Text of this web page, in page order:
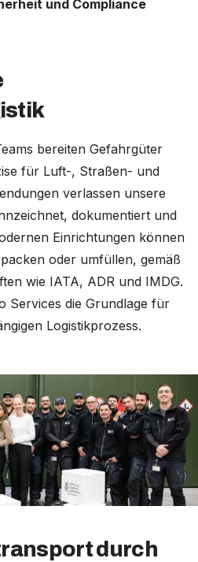
und Compliance
bereiten Gefahrgüter
für Luft-, Straßen- und
verlassen unsere
dokumentiert und
Einrichtungen können
oder umfüllen, gemäß
wie IATA, ADR und IMDG.
Services die Grundlage für
Logistikprozess.
durch